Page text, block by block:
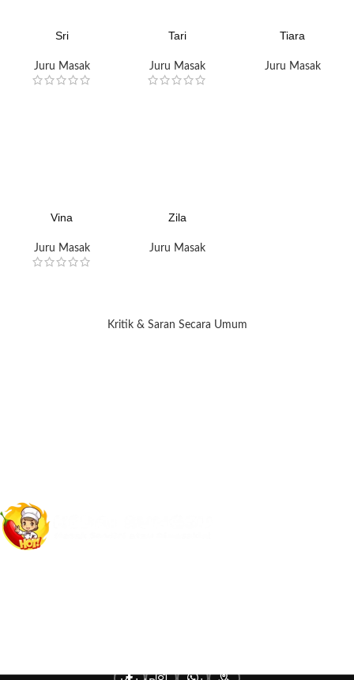
Sri
Juru Masak
Tari
Juru Masak
Tiara
Juru Masak
Vina
Juru Masak
Zila
Juru Masak
Kritik & Saran Secara Umum